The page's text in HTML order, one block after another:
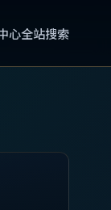
心全站搜索